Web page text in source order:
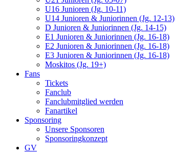
U16 Junioren (Jg. 10-11)
U14 Junioren & Juniorinnen (Jg. 12-13)
D Junioren & Juniorinnen (Jg. 14-15)
E1 Junioren & Juniorinnen (Jg. 16-18)
E2 Junioren & Juniorinnen (Jg. 16-18)
E3 Junioren & Juniorinnen (Jg. 16-18)
Moskitos (Jg. 19+)
Fans
Tickets
Fanclub
Fanclubmitglied werden
Fanartikel
Sponsoring
Unsere Sponsoren
Sponsoringkonzept
GV